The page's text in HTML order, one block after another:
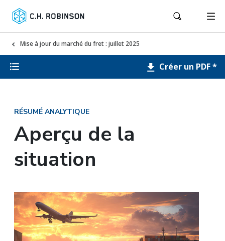
Mise à jour du marché du fret : juillet 2025
Créer un PDF *
RÉSUMÉ ANALYTIQUE
Aperçu de la
situation